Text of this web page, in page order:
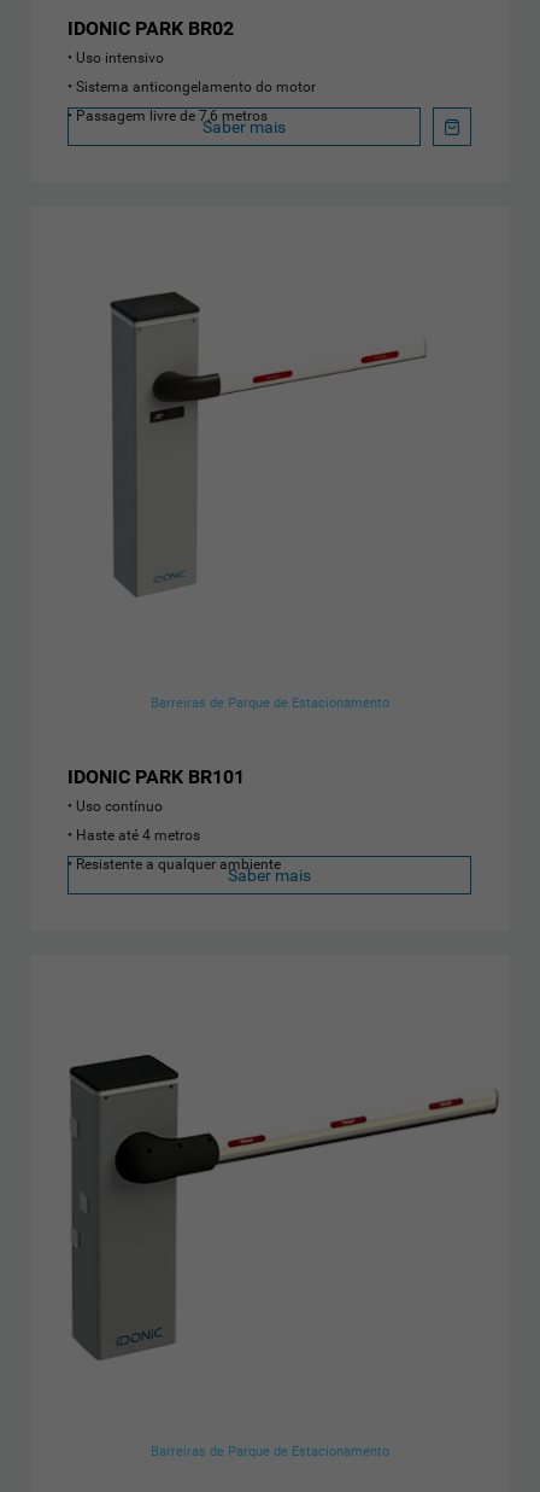
IDONIC PARK BR02
Uso intensivo
Sistema anticongelamento do motor
Passagem livre de 7,6 metros
Saber mais
Barreiras de Parque de Estacionamento
IDONIC PARK BR101
Uso contínuo
Haste até 4 metros
Resistente a qualquer ambiente
Saber mais
Barreiras de Parque de Estacionamento